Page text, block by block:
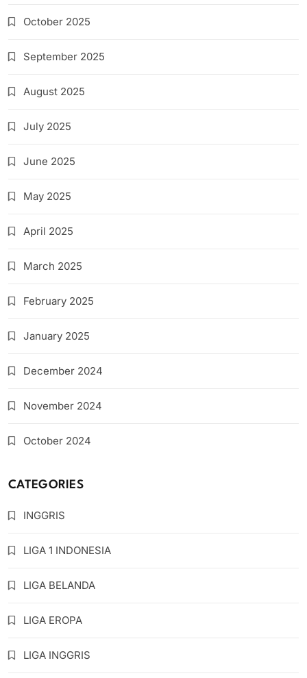
October 2025
September 2025
August 2025
July 2025
June 2025
May 2025
April 2025
March 2025
February 2025
January 2025
December 2024
November 2024
October 2024
CATEGORIES
INGGRIS
LIGA 1 INDONESIA
LIGA BELANDA
LIGA EROPA
LIGA INGGRIS